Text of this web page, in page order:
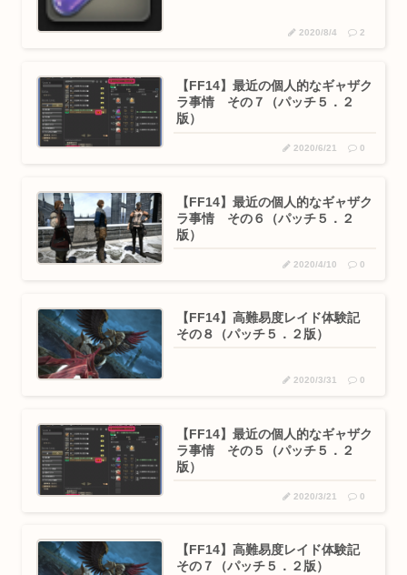
2020/8/4 2
【FF14】最近の個人的なギャザク
ラ事情 その７（パッチ５．２
版）
2020/6/21 0
【FF14】最近の個人的なギャザク
ラ事情 その６（パッチ５．２
版）
2020/4/10 0
【FF14】高難易度レイド体験記
その８（パッチ５．２版）
2020/3/31 0
【FF14】最近の個人的なギャザク
ラ事情 その５（パッチ５．２
版）
2020/3/21 0
【FF14】高難易度レイド体験記
その７（パッチ５．２版）